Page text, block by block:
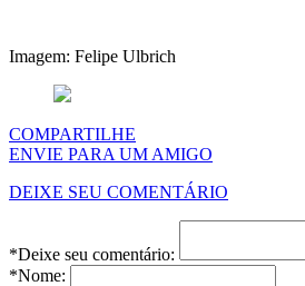
Imagem: Felipe Ulbrich
COMPARTILHE
ENVIE PARA UM AMIGO
DEIXE SEU COMENTÁRIO
*Deixe seu comentário:
*Nome: